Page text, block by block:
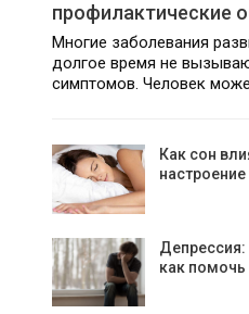
профилактические
Многие заболевания
долгое время не
симптомов. Человек
Как сон
Депрессия:
как помочь